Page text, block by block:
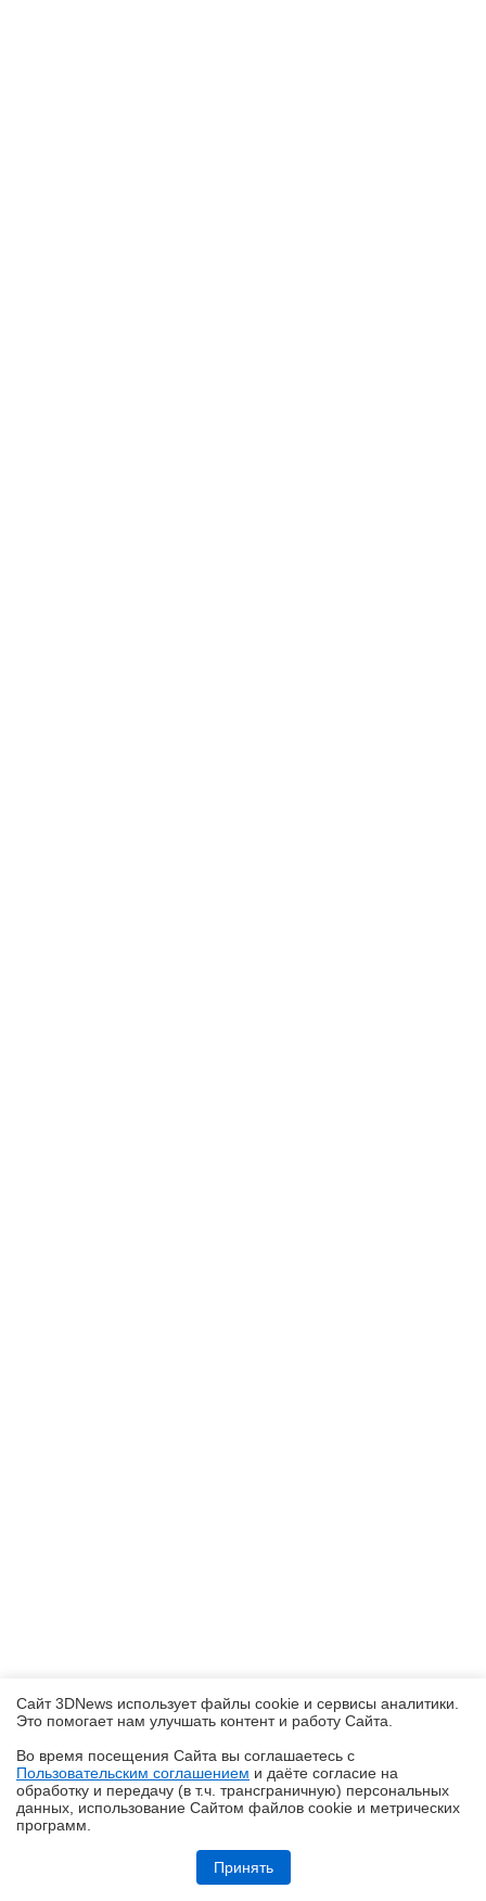
Обзор игрового ноутбука ASUS ROG Zephyrus G14 GU405: пример
удачной погони за двумя зайцами
Сайт 3DNews использует файлы cookie и сервисы аналитики.
Это помогает нам улучшать контент и работу Cайта.
Во время посещения Cайта вы соглашаетесь с
Пользовательским соглашением и даёте согласие на
обработку и передачу (в т.ч. трансграничную) персональных
данных, использование Cайтом файлов cookie и метрических
программ.
Принять